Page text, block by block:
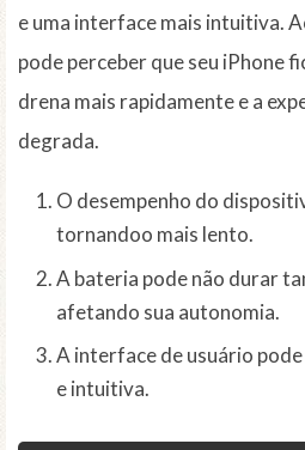
e uma interface mais intuitiva.
pode perceber que seu iPhone
drena mais rapidamente e a
degrada.
O desempenho do
tornandoo mais lento.
A bateria pode não durar
afetando sua autonomia.
A interface de usuário
e intuitiva.